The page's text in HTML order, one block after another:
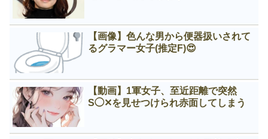
【画像】色んな男から便器扱いされて
るグラマー女子(推定F)😍
【動画】1軍女子、至近距離で突然
S◯✕を見せつけられ赤面してしまう